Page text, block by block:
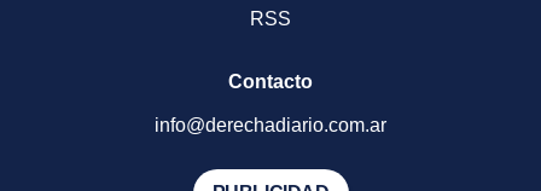
RSS
Contacto
info@derechadiario.com.ar